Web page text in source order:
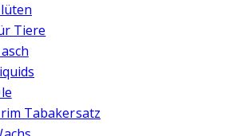
Tiere
Tabakersatz